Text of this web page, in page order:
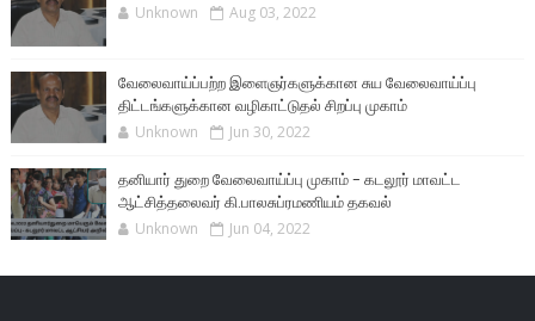
Unknown Aug 03, 2022
வேலைவாய்ப்பற்ற இளைஞர்களுக்கான சுய வேலைவாய்ப்பு
திட்டங்களுக்கான வழிகாட்டுதல் சிறப்பு முகாம்
Unknown Jun 30, 2022
தனியார் துறை வேலைவாய்ப்பு முகாம் - கடலூர் மாவட்ட
ஆட்சித்தலைவர் கி.பாலசுப்ரமணியம் தகவல்
Unknown Jun 04, 2022